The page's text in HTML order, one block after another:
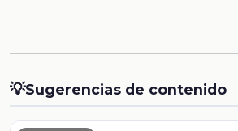
💡Sugerencias de contenido